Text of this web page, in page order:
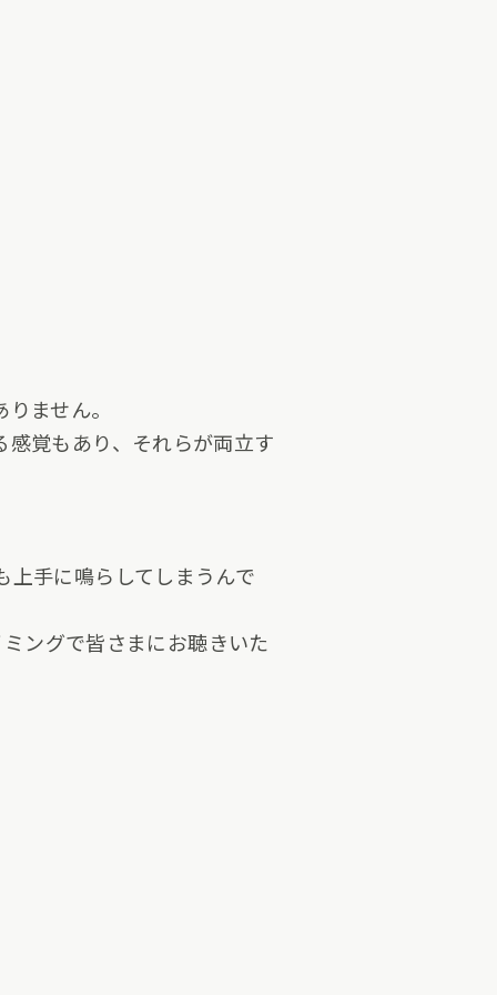
ません。
覚もあり、それらが両立す
上手に鳴らしてしまうんで
ングで皆さまにお聴きいた